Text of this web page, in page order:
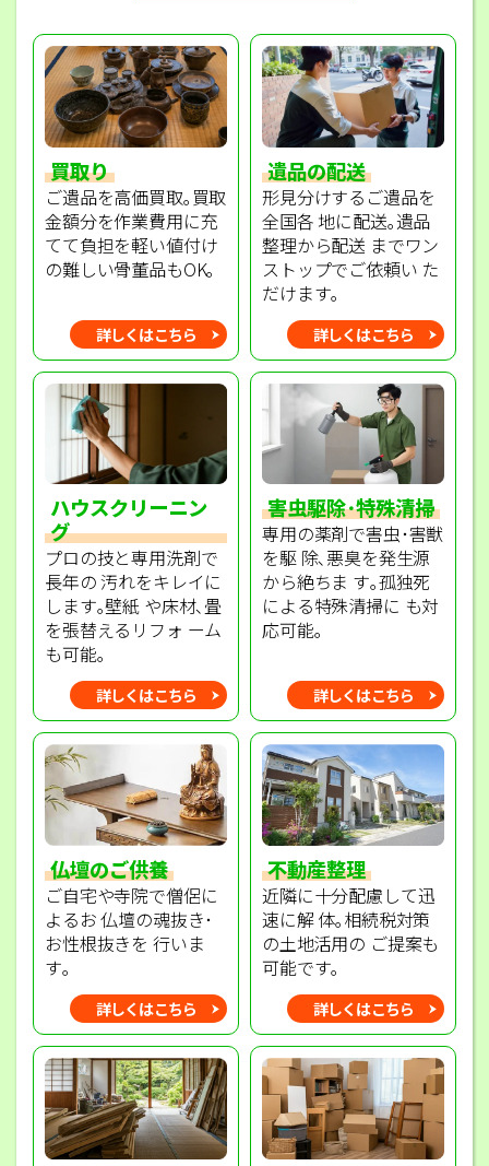
買取り
ご遺品を高価買取｡買取
金額分を作業費用に充
てて負担を軽い値付け
の難しい骨董品もOK｡
詳しくはこちら
遺品の配送
形見分けするご遺品を
全国各 地に配送｡遺品
整理から配送 までワン
ストップでご依頼い た
だけます｡
詳しくはこちら
ハウスクリーニン
グ
プロの技と専用洗剤で
長年の 汚れをキレイに
します｡壁紙 や床材､畳
を張替えるリフォ ーム
も可能｡
詳しくはこちら
害虫駆除･特殊清掃
専用の薬剤で害虫･害獣
を駆 除､悪臭を発生源
から絶ちま す｡孤独死
による特殊清掃に も対
応可能｡
詳しくはこちら
仏壇のご供養
ご自宅や寺院で僧侶に
よるお 仏壇の魂抜き･
お性根抜きを 行いま
す｡
詳しくはこちら
不動産整理
近隣に十分配慮して迅
速に解 体｡相続税対策
の土地活用の ご提案も
可能です｡
詳しくはこちら